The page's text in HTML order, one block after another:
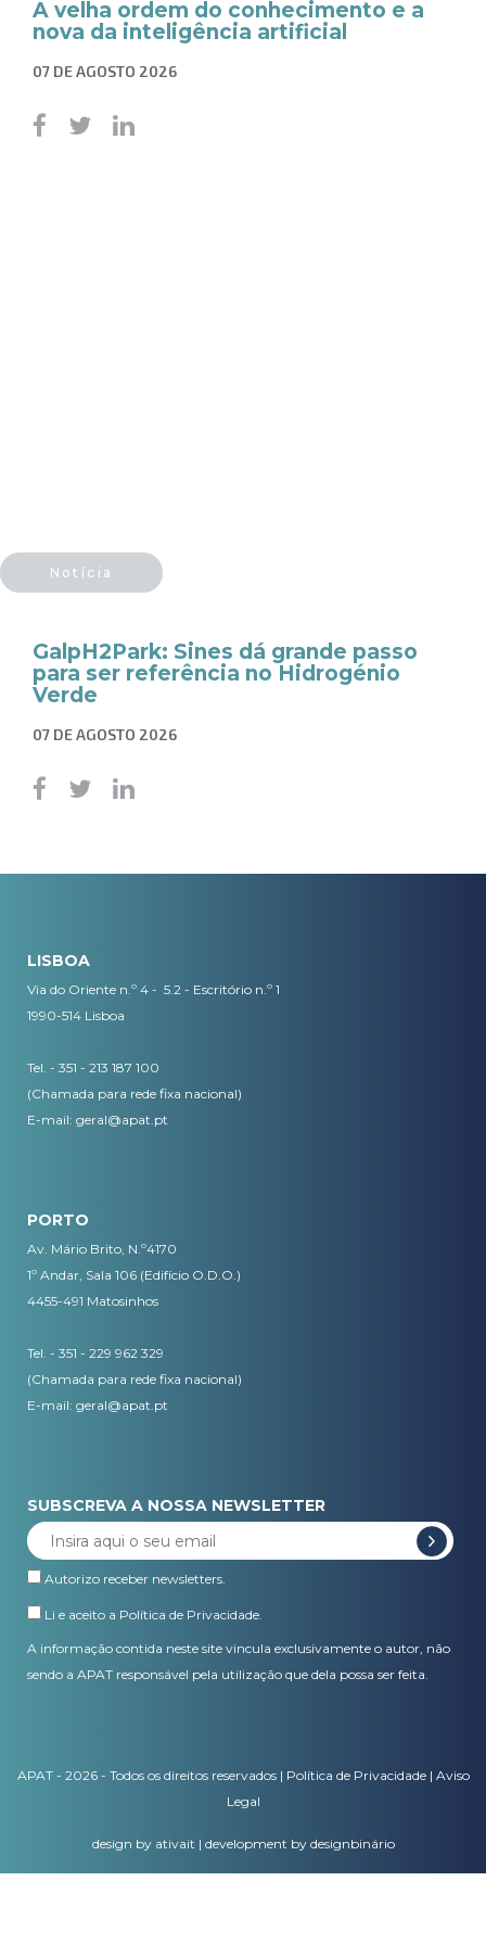
A velha ordem do conhecimento e a
nova da inteligência artificial
07 DE AGOSTO 2026
Notícia
GalpH2Park: Sines dá grande passo
para ser referência no Hidrogénio
Verde
07 DE AGOSTO 2026
LISBOA
Via do Oriente n.º 4 - 5.2 - Escritório n.º 1
1990-514 Lisboa
Tel. - 351 - 213 187 100
(Chamada para rede fixa nacional)
E-mail: geral@apat.pt
PORTO
Av. Mário Brito, N.º4170
1º Andar, Sala 106 (Edifício O.D.O.)
4455-491 Matosinhos
Tel. - 351 - 229 962 329
(Chamada para rede fixa nacional)
E-mail: geral@apat.pt
SUBSCREVA A NOSSA NEWSLETTER
Autorizo receber newsletters.
Li e aceito a Política de Privacidade.
A informação contida neste site vincula exclusivamente o autor, não
sendo a APAT responsável pela utilização que dela possa ser feita.
APAT - 2026 - Todos os direitos reservados | Política de Privacidade| Aviso
Legal
design by ativait | development by designbinário